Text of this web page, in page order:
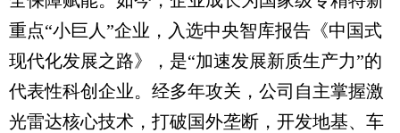
重点“小巨人”企业，入选中央智库报告《中国式
现代化发展之路》，是“加速发展新质生产力”的
代表性科创企业。经多年攻关，公司自主掌握激
光雷达核心技术，打破国外垄断，开发地基、车